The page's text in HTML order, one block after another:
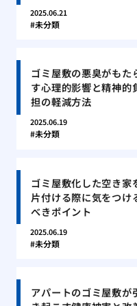
2025.06.21
未分類
ゴミ屋敷の悪臭がもた
す心理的影響と精神的
担の軽減方法
2025.06.19
未分類
ゴミ屋敷化した空き家
片付ける際に気をつけ
べきポイント
2025.06.19
未分類
アパートのゴミ屋敷が